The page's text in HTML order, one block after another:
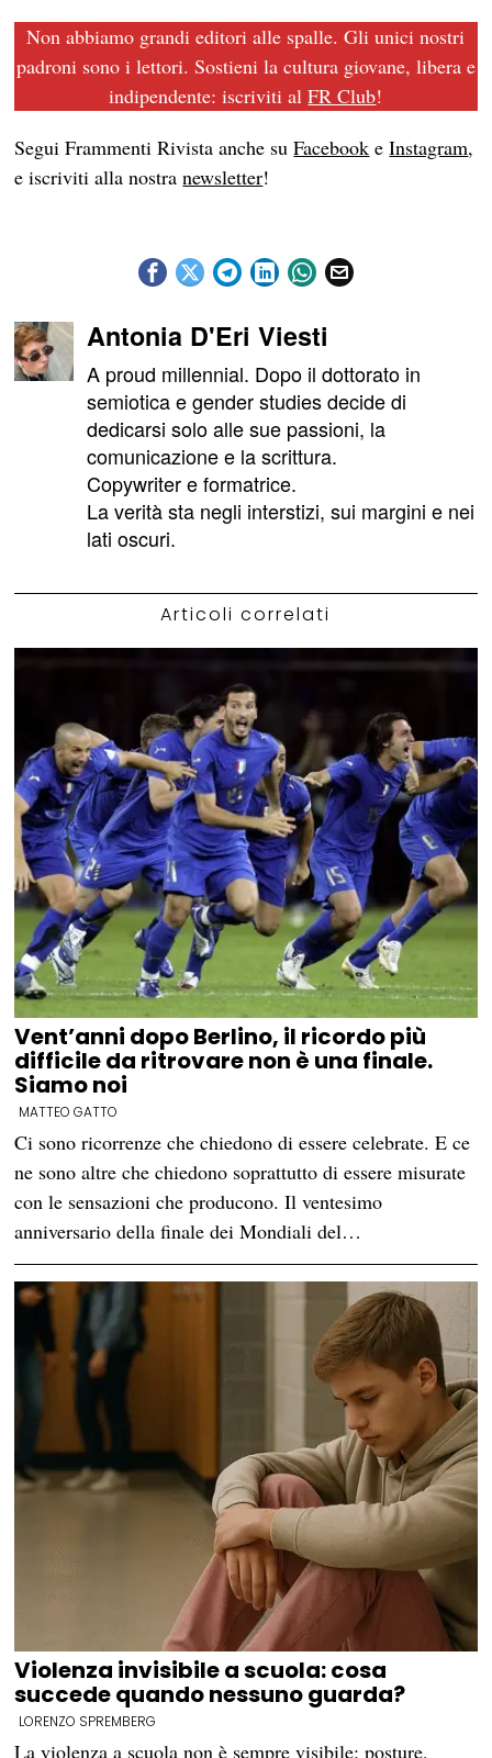
Non abbiamo grandi editori alle spalle. Gli unici nostri
padroni sono i lettori. Sostieni la cultura giovane, libera e
indipendente: iscriviti alFR Club!
Segui Frammenti Rivista anche suFacebook eInstagram,
e iscriviti alla nostranewsletter!
Antonia D'Eri Viesti
A proud millennial. Dopo il dottorato in
semiotica e gender studies decide di
dedicarsi solo alle sue passioni, la
comunicazione e la scrittura.
Copywriter e formatrice.
La verità sta negli interstizi, sui margini e nei
lati oscuri.
Articoli correlati
Vent’anni dopo Berlino, il ricordo più
difficile da ritrovare non è una finale.
Siamo noi
MATTEO GATTO
Ci sono ricorrenze che chiedono di essere celebrate. E ce
ne sono altre che chiedono soprattutto di essere misurate
con le sensazioni che producono. Il ventesimo
anniversario della finale dei Mondiali del…
Violenza invisibile a scuola: cosa
succede quando nessuno guarda?
LORENZO SPREMBERG
La violenza a scuola non è sempre visibile: posture,